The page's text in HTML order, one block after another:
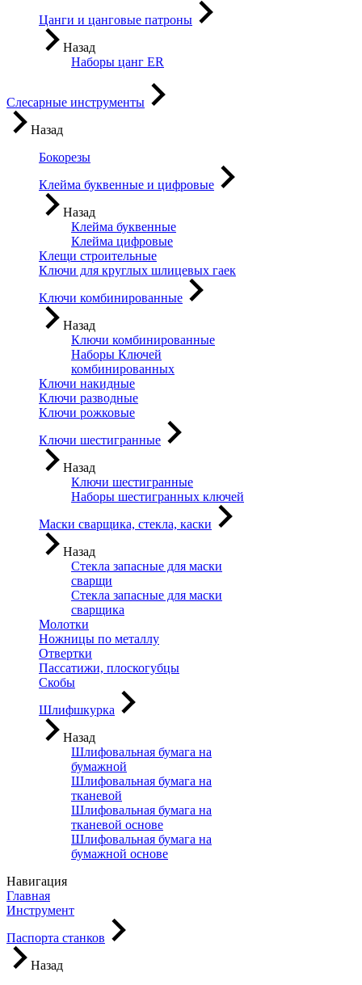
Цанги и цанговые патроны
Назад
Наборы цанг ER
Слесарные инструменты
Назад
Бокорезы
Клейма буквенные и цифровые
Назад
Клейма буквенные
Клейма цифровые
Клещи строительные
Ключи для круглых шлицевых гаек
Ключи комбинированные
Назад
Ключи комбинированные
Наборы Ключей
комбинированных
Ключи накидные
Ключи разводные
Ключи рожковые
Ключи шестигранные
Назад
Ключи шестигранные
Наборы шестигранных ключей
Маски сварщика, стекла, каски
Назад
Стекла запасные для маски
сварщи
Стекла запасные для маски
сварщика
Молотки
Ножницы по металлу
Отвертки
Пассатижи, плоскогубцы
Скобы
Шлифшкурка
Назад
Шлифовальная бумага на
бумажной
Шлифовальная бумага на
тканевой
Шлифовальная бумага на
тканевой основе
Шлифовальная бумага на
бумажной основе
Навигация
Главная
Инструмент
Паспорта станков
Назад